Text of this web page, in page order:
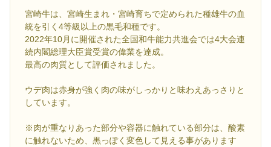
宮崎牛は、宮崎生まれ・宮崎育ちで定められた種雄牛の血
統を引く4等級以上の黒毛和種です。
2022年10月に開催された全国和牛能力共進会では4大会連
続内閣総理大臣賞受賞の偉業を達成。
最高の肉質として評価されました。
ウデ肉は赤身が強く肉の味がしっかりと味わえあっさりと
しています。
※肉が重なりあった部分や容器に触れている部分は、酸素
に触れないため、黒っぽく変色して見える事があります